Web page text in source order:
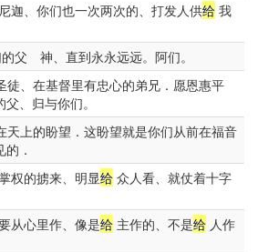
迦、你们也一次两次的、打发人供给 我
父 神、直到永永远远。阿们。
徒、在基督里有忠心的弟兄．愿恩惠平
、归与你们。
天上的盼望．这盼望就是你们从前在福音
．
权的掳来、明显给 众人看、就仗着十字
从心里作、像是给 主作的、不是给 人作